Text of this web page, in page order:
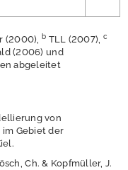
(2000), b TLL (2007), c
(2006) und
abgeleitet
von
im Gebiet der
Ch. & Kopfmüller, J.